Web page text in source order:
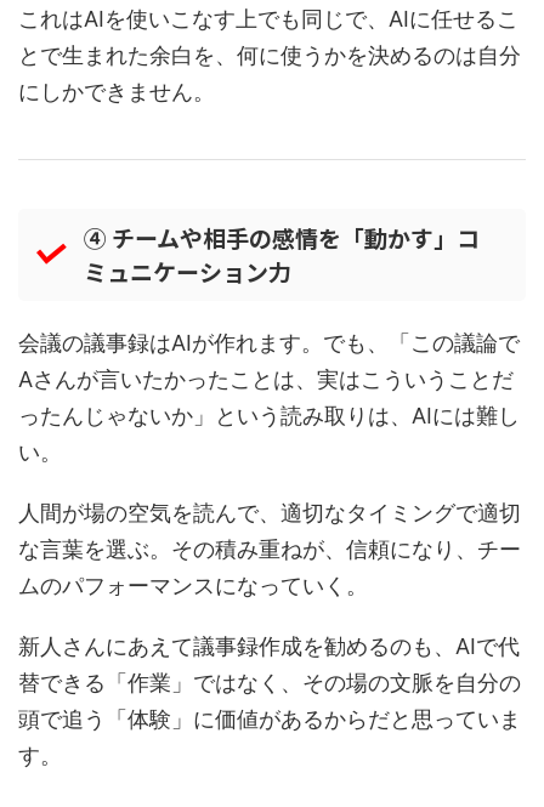
これはAIを使いこなす上でも同じで、AIに任せるこ
とで生まれた余白を、何に使うかを決めるのは自分
にしかできません。
④ チームや相手の感情を「動かす」コ
ミュニケーション力
会議の議事録はAIが作れます。でも、「この議論で
Aさんが言いたかったことは、実はこういうことだ
ったんじゃないか」という読み取りは、AIには難し
い。
人間が場の空気を読んで、適切なタイミングで適切
な言葉を選ぶ。その積み重ねが、信頼になり、チー
ムのパフォーマンスになっていく。
新人さんにあえて議事録作成を勧めるのも、AIで代
替できる「作業」ではなく、その場の文脈を自分の
頭で追う「体験」に価値があるからだと思っていま
す。